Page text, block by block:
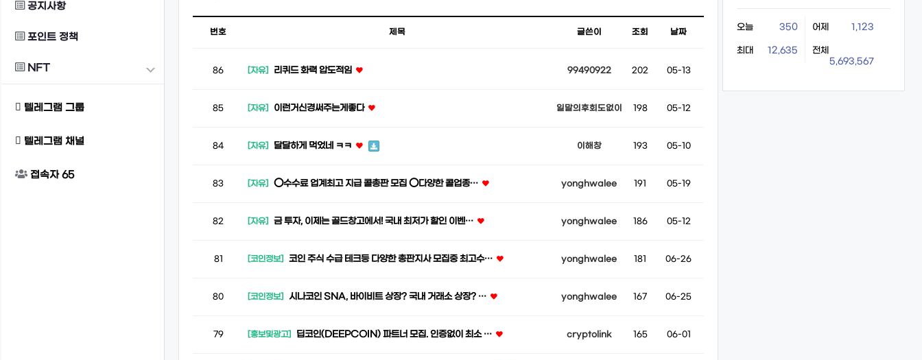
공지사항
포인트 정책
NFT
텔레그램 그룹
텔레그램 채널
접속자65
번호 제목 글쓴이 조회 날짜
86 [자유] 리퀴드 화력 압도적임 99490922 202 05-13
85 [자유] 이런거신경써주는게좋다 일말의후회도없이 198 05-12
84 [자유] 달달하게 먹었네 ㅋㅋ 이해창 193 05-10
83 [자유] ⭕️수수료 업계최고 지급 콜총판 모집 ⭕️다양한 콜업종… yonghwalee 191 05-19
82 [자유] 금 투자, 이제는 골드창고에서! 국내 최저가 할인 이벤… yonghwalee 186 05-12
81 [코인정보] 코인 주식 수급 테크등 다양한 총판지사 모집중 최고수… yonghwalee 181 06-26
80 [코인정보] 시나코인 SNA, 바이비트 상장? 국내 거래소 상장? … yonghwalee 167 06-25
79 [홍보및광고] 딥코인(DEEPCOIN) 파트너 모집. 인증없이 최소 … cryptolink 165 06-01
오늘 350 어제 1,123
최대 12,635
전체
5,693,567